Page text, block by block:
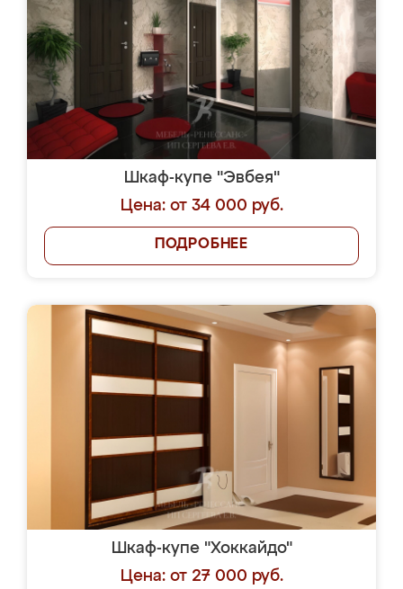
Шкаф-купе "Эвбея"
Цена: от 34 000 руб.
ПОДРОБНЕЕ
Шкаф-купе "Хоккайдо"
Цена: от 27 000 руб.